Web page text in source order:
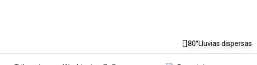
80°Lluvias dispersas